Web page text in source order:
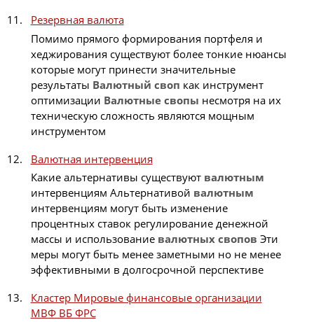
Резервная валюта
Помимо прямого формирования портфеля и
хеджирования существуют более тонкие нюансы
которые могут принести значительные
результаты Валютный своп как инструмент
оптимизации Валютные свопы несмотря на их
техническую сложность являются мощным
инструментом
Валютная интервенция
Какие альтернативы существуют валютным
интервенциям Альтернативой валютным
интервенциям могут быть изменение
процентных ставок регулирование денежной
массы и использование валютных свопов Эти
меры могут быть менее заметными но не менее
эффективными в долгосрочной перспективе
Кластер Мировые финансовые организации
МВФ ВБ ФРС